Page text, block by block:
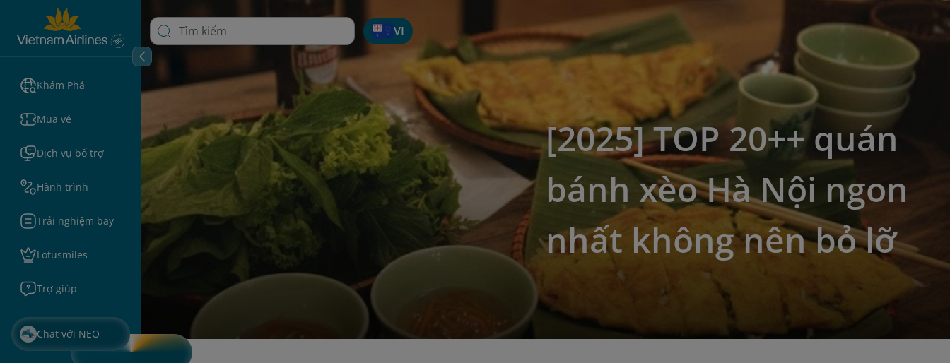
Khám Phá
Mua vé
Dịch vụ bổ trợ
Hành trình
Trải nghiệm bay
Lotusmiles
Trợ giúp
Chat với NEO
VI
[2025] TOP 20++ quán
bánh xèo Hà Nội ngon
nhất không nên bỏ lỡ